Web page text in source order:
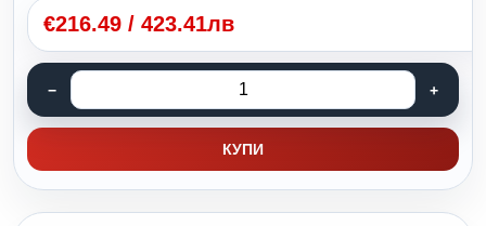
€216.49 / 423.41лв
КУПИ